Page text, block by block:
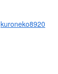
kuroneko8920